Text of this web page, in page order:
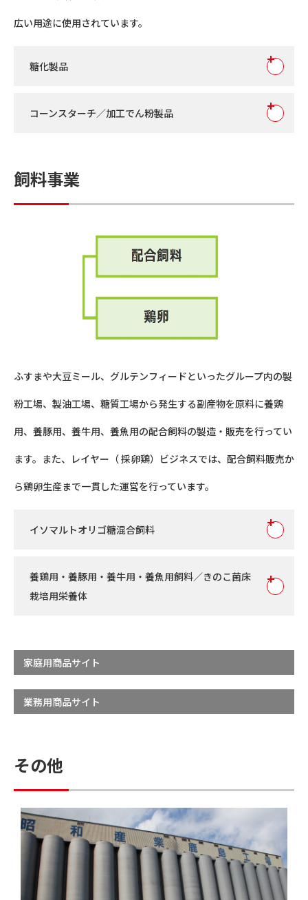
広い用途に使用されています。
糖化製品
コーンスターチ／加工でん粉製品
飼料事業
ふすまや大豆ミール、グルテンフィードといったグループ内の製
粉工場、製油工場、糖質工場から発生する副産物を原料に養鶏
用、養豚用、養牛用、養魚用の配合飼料の製造・販売を行ってい
ます。また、レイヤー（ 採卵鶏）ビジネスでは、配合飼料販売か
ら鶏卵生産まで一貫した運営を行っています。
イソマルトオリゴ糖混合飼料
養鶏用・養豚用・養牛用・養魚用飼料／きのこ菌床
栽培用栄養体
家庭用商品サイト
業務用商品サイト
その他